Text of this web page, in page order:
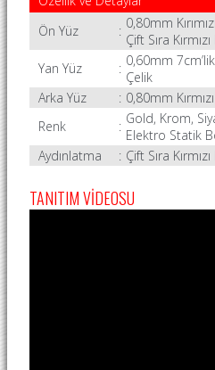
Ön Yüz
: 0,80mm
Çift Sıra
Yan Yüz
: 0,60mm
Çelik
Arka Yüz
: 0,80mm
Renk
: Gold, Krom,
Elektro Statik
Aydınlatma
: Çift Sıra
TANITIM VİDEOSU